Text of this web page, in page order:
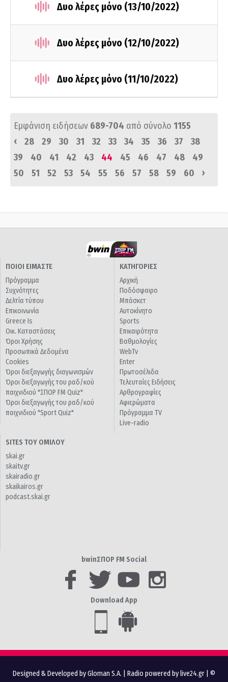
Δυο λέρες μόνο (13/10/2022)
Δυο λέρες μόνο (12/10/2022)
Δυο λέρες μόνο (11/10/2022)
Εμφάνιση ειδήσεων 689-704 από σύνολο 1155
‹
28 29 30 31 32 33 34 35 36 37
38
39
40 41 42 43 44 45 46 47 48
49
50
51 52 53 54 55 56 57 58 59 60 ›
ΠΟΙΟΙ ΕΙΜΑΣΤΕ
Πρόγραμμα
Συχνότητες
Δελτία τύπου
Επικοινωνία
Greece Is
Οικ. Καταστάσεις
Όροι Χρήσης
Προσωπικά Δεδομένα
Cookies
Όροι διεξαγωγής διαγωνισμών
Όροι διεξαγωγής του ραδ/κού
παιχνιδιού "ΣΠΟΡ FM Quiz"
Όροι διεξαγωγής του ραδ/κού
παιχνιδιού "Sport Quiz"
ΚΑΤΗΓΟΡΙΕΣ
Αρχική
Ποδόσφαιρο
Μπάσκετ
Αυτοκίνητο
Sports
Επικαιρότητα
Βαθμολογίες
WebTv
Enter
Πρωτοσέλιδα
Τελευταίες Ειδήσεις
Αρθρογραφίες
Αφιερώματα
Πρόγραμμα TV
Live-radio
SITES ΤΟΥ ΟΜΙΛΟΥ
skai.gr
skaitv.gr
skairadio.gr
skaikairos.gr
podcast.skai.gr
bwinΣΠΟΡ FM Social
Download App
Designed & Developed by Gloman S.A. Radio powered by live24.gr | ©